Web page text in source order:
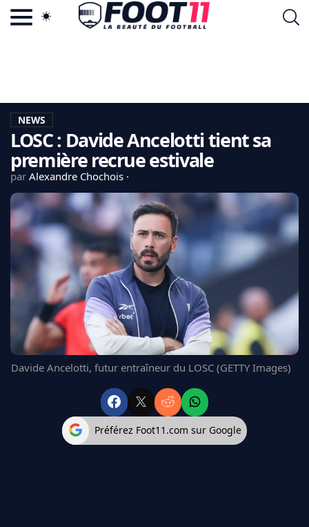
LA CHARTE
VIE PRIVÉE
CGU
CONTACTEZ-NOUS
MERCATO
CDM 2026
EDF
LIGUE 1
REAL MADRID
FC BARCELONE
MANCHESTER UNITED
CHELSEA
ARSENAL
L'AVIS DE LA RÉDAC'
NEWS
LOSC : Davide Ancelotti tient sa
première recrue estivale
par Alexandre Chochois
Davide Ancelotti, futur entraîneur du LOSC (GETTY Images)
Préférez Foot11.com sur Google